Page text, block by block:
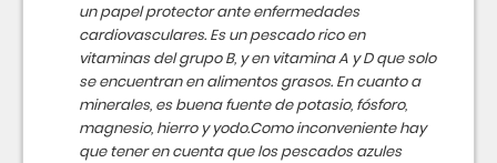
un papel protector ante enfermedades
cardiovasculares. Es un pescado rico en
vitaminas del grupo B, y en vitamina A y D que solo
se encuentran en alimentos grasos. En cuanto a
minerales, es buena fuente de potasio, fósforo,
magnesio, hierro y yodo.Como inconveniente hay
que tener en cuenta que los pescados azules